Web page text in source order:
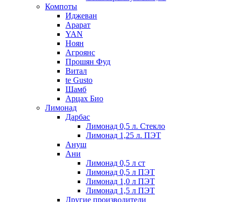
Компоты
Иджеван
Арарат
YAN
Ноян
Агроянс
Прошян Фуд
Витал
te Gusto
Шамб
Арцах Био
Лимонад
Дарбас
Лимонад 0,5 л. Стекло
Лимонад 1,25 л. ПЭТ
Ануш
Ани
Лимонад 0,5 л ст
Лимонад 0,5 л ПЭТ
Лимонад 1,0 л ПЭТ
Лимонад 1,5 л ПЭТ
Другие производители